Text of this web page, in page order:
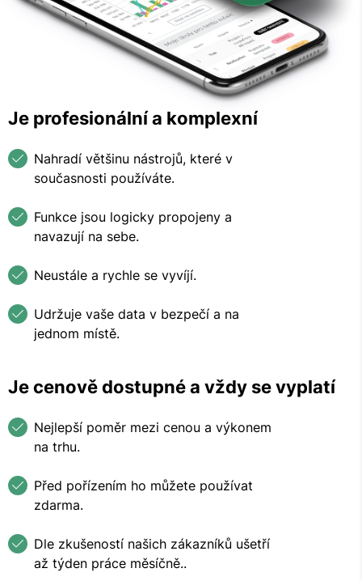
Je profesionální a komplexní
Nahradí většinu nástrojů, které v
současnosti používáte.
Funkce jsou logicky propojeny a
navazují na sebe.
Neustále a rychle se vyvíjí.
Udržuje vaše data v bezpečí a na
jednom místě.
Je cenově dostupné a vždy se vyplatí
Nejlepší poměr mezi cenou a výkonem
na trhu.
Před pořízením ho můžete používat
zdarma.
Dle zkušeností našich zákazníků ušetří
až týden práce měsíčně..